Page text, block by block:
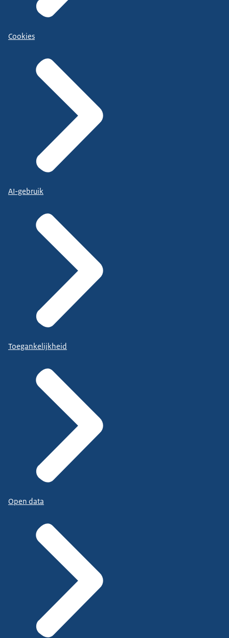
Cookies
AI-gebruik
Toegankelijkheid
Open data